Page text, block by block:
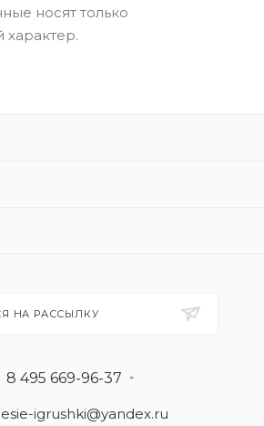
носят только
НА РАССЫЛКУ
8 495 669-96-37
igrushki@yandex.ru